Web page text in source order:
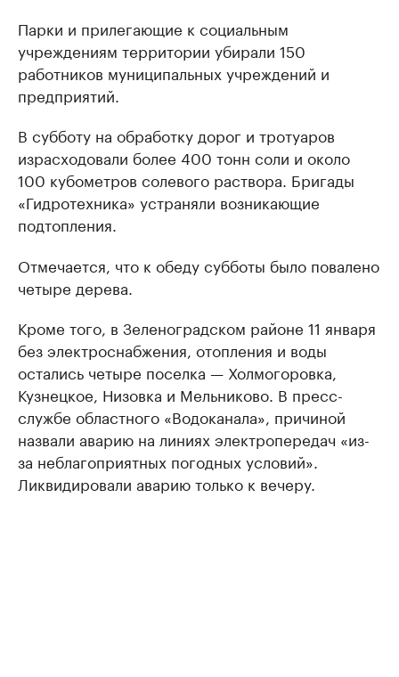
Парки и прилегающие к социальным
учреждениям территории убирали 150
работников муниципальных учреждений и
предприятий.
В субботу на обработку дорог и тротуаров
израсходовали более 400 тонн соли и около
100 кубометров солевого раствора. Бригады
«Гидротехника» устраняли возникающие
подтопления.
Отмечается, что к обеду субботы было повалено
четыре дерева.
Кроме того, в Зеленоградском районе 11 января
без электроснабжения, отопления и воды
остались четыре поселка — Холмогоровка,
Кузнецкое, Низовка и Мельниково. В пресс-
службе областного «Водоканала», причиной
назвали аварию на линиях электропередач «из-
за неблагоприятных погодных условий».
Ликвидировали аварию только к вечеру.